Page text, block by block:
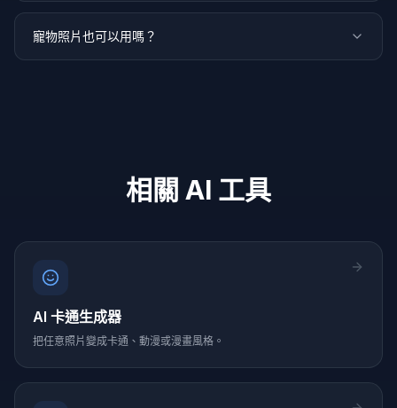
寵物照片也可以用嗎？
相關 AI 工具
AI 卡通生成器
把任意照片變成卡通、動漫或漫畫風格。